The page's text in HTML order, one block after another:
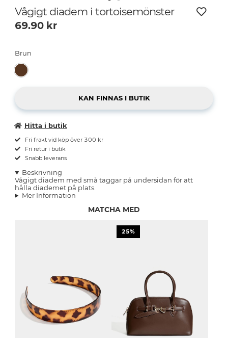
Vågigt diadem i tortoisemönster
69.90 kr
Brun
Hitta i butik
Fri frakt vid köp över 300 kr
Fri retur i butik
Snabb leverans
Beskrivning
Vågigt diadem med små taggar på undersidan för att
hålla diademet på plats.
Mer Information
MATCHA MED
25%